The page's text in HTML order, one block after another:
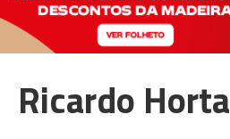
Ricardo Horta